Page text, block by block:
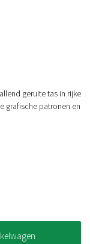
geruite tas in rijke
grafische patronen en